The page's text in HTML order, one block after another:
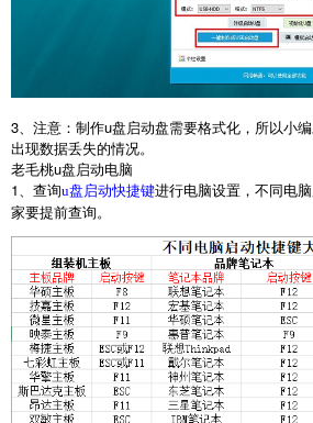
3、注意：制作u盘启动盘需要格式化，所以小
出现数据丢失的情况。
老毛桃u盘启动电脑
1、查询u盘启动快捷键进行电脑设置，不同电
家要提前查询。